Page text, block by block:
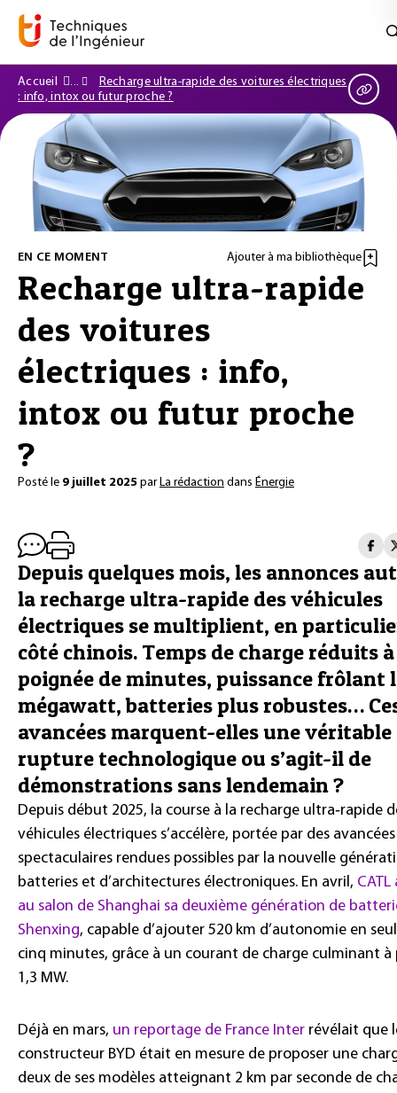
Accueil
Recharge ultra-rapide des voitures électriques
: info, intox ou futur proche ?
EN CE MOMENT Ajouter à ma bibliothèque
Recharge ultra-rapide
des voitures
électriques : info,
intox ou futur proche
?
Posté le 9 juillet 2025 parLa rédaction dans Énergie
Depuis quelques mois, les annonces
la recharge ultra-rapide des véhicules
électriques se multiplient, en
côté chinois. Temps de charge réduits
poignée de minutes, puissance frôlant
mégawatt, batteries plus robustes…
avancées marquent-elles une véritable
rupture technologique ou s’agit-il de
démonstrations sans lendemain ?
Depuis début 2025, la course à la recharge ultra‑rapide
véhicules électriques s’accélère, portée par des avancées
spectaculaires rendues possibles par la nouvelle
batteries et d’architectures électroniques. En avril,
au salon de Shanghai sa deuxième génération de
Shenxing, capable d’ajouter 520 km d’autonomie en
cinq minutes, grâce à un courant de charge culminant à
1,3 MW.
Déjà en mars, un reportage de France Inter révélait que
constructeur BYD était en mesure de proposer une
deux de ses modèles atteignant 2 km par seconde de